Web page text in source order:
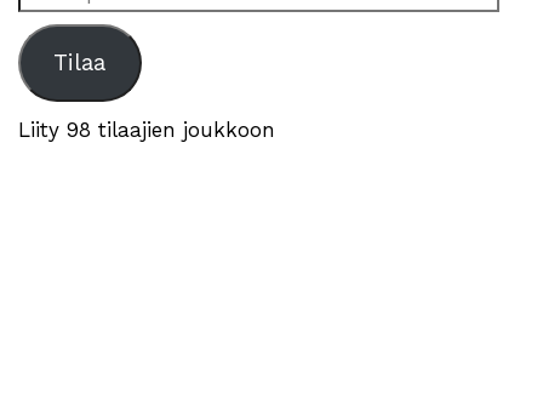
Tilaa
Liity 98 tilaajien joukkoon